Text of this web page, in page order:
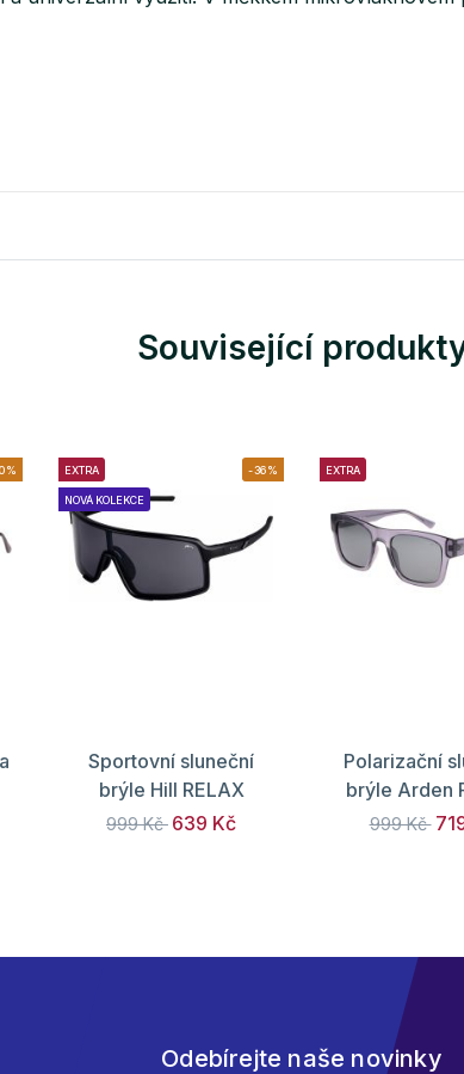
Související
EXTRA
NOVÁ KOLEKCE
-36%
Sportovní sluneční
brýle Hill RELAX
999 Kč 639 Kč
EXTRA
Polarizační
brýle Arden
999 Kč
Odebírejte naše novinky